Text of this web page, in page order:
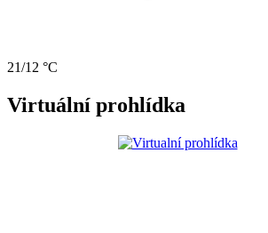
21/12 °C
Virtuální prohlídka